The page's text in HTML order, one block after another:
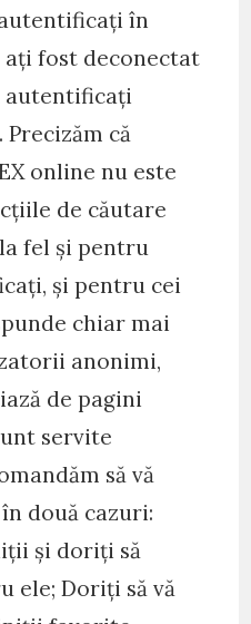
în
fost deconectat
autentificați
că
online nu este
de căutare
fel și pentru
și pentru cei
chiar mai
anonimi,
de pagini
servite
să vă
două cazuri:
și doriți să
ele; Doriți să vă